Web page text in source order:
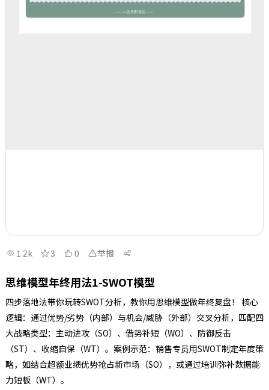
1.2k 3 0 举报
思维模型年终用法1-SWOT模型
四步落地法带你玩转SWOT分析，教你用思维模型做年终复盘！ 核心
逻辑：通过优势/劣势（内部）与机会/威胁（外部）交叉分析，匹配四
大战略类型：主动进攻（SO）、借势补短（WO）、防御反击
（ST）、收缩自保（WT）。案例示范：销售专员用SWOT制定年度策
略，如结合超额业绩优势抢占新市场（SO），或通过培训弥补数据能
力短板（WT）。